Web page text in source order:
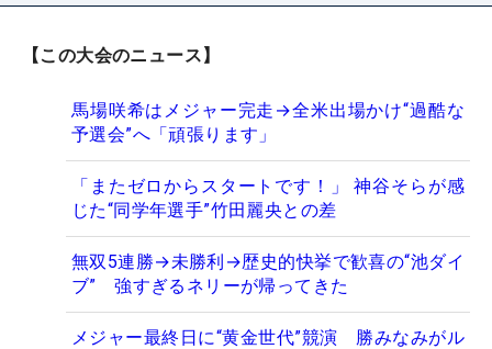
【この大会のニュース】
馬場咲希はメジャー完走→全米出場かけ“過酷な
予選会”へ「頑張ります」
「またゼロからスタートです！」 神谷そらが感
じた“同学年選手”竹田麗央との差
無双5連勝→未勝利→歴史的快挙で歓喜の“池ダイ
ブ” 強すぎるネリーが帰ってきた
メジャー最終日に“黄金世代”競演 勝みなみがル